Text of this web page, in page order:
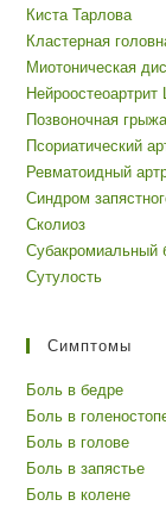
Киста Тарлова
Кластерная
Миотоническая
Позвоночная
Псориатический
Ревматоидный
Синдром
Сколиоз
Субакромиальный
Сутулость
Симптомы
Боль в бедре
Боль в
Боль в голове
Боль в запястье
Боль в колене